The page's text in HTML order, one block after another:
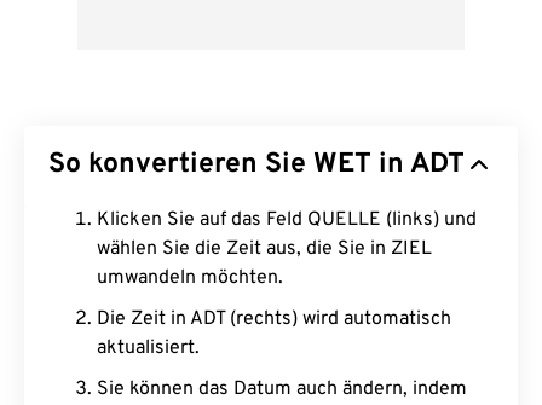
So konvertieren Sie WET in ADT
Klicken Sie auf das Feld QUELLE (links) und
wählen Sie die Zeit aus, die Sie in ZIEL
umwandeln möchten.
Die Zeit in ADT (rechts) wird automatisch
aktualisiert.
Sie können das Datum auch ändern, indem